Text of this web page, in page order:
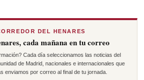
DEL HENARES
cada mañana en tu correo
Cada día seleccionamos las noticias del
de Madrid, nacionales e internacionales que
enviamos por correo al final de tu jornada.